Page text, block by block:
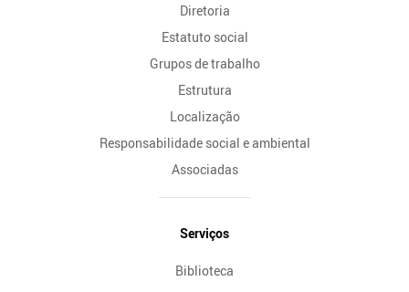
Diretoria
Estatuto social
Grupos de trabalho
Estrutura
Localização
Responsabilidade social e ambiental
Associadas
Serviços
Biblioteca